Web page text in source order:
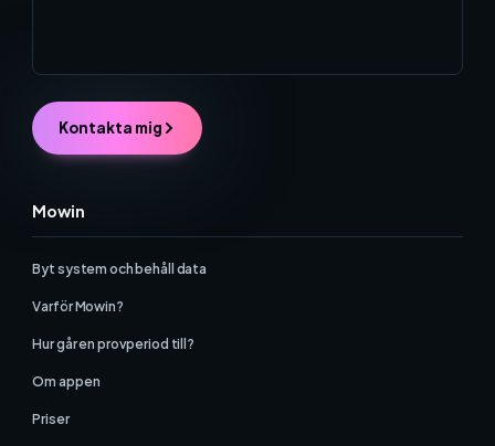
Mowin
Byt system och behåll data
Varför Mowin?
Hur går en provperiod till?
Om appen
Priser
Kontakta mig